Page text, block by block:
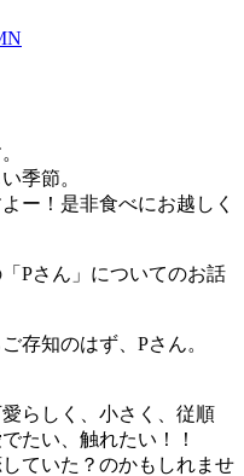
季節。
ー！是非食べにお越しく
Pさん」についてのお話
存知のはず、Pさん。
らしく、小さく、従順
たい、触れたい！！
ていた？のかもしれませ